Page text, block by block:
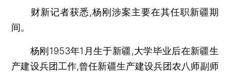
财新记者获悉,杨刚涉案主要在其任职新疆期
间。
杨刚1953年1月生于新疆,大学毕业后在新疆生
产建设兵团工作,曾任新疆生产建设兵团农八师副师